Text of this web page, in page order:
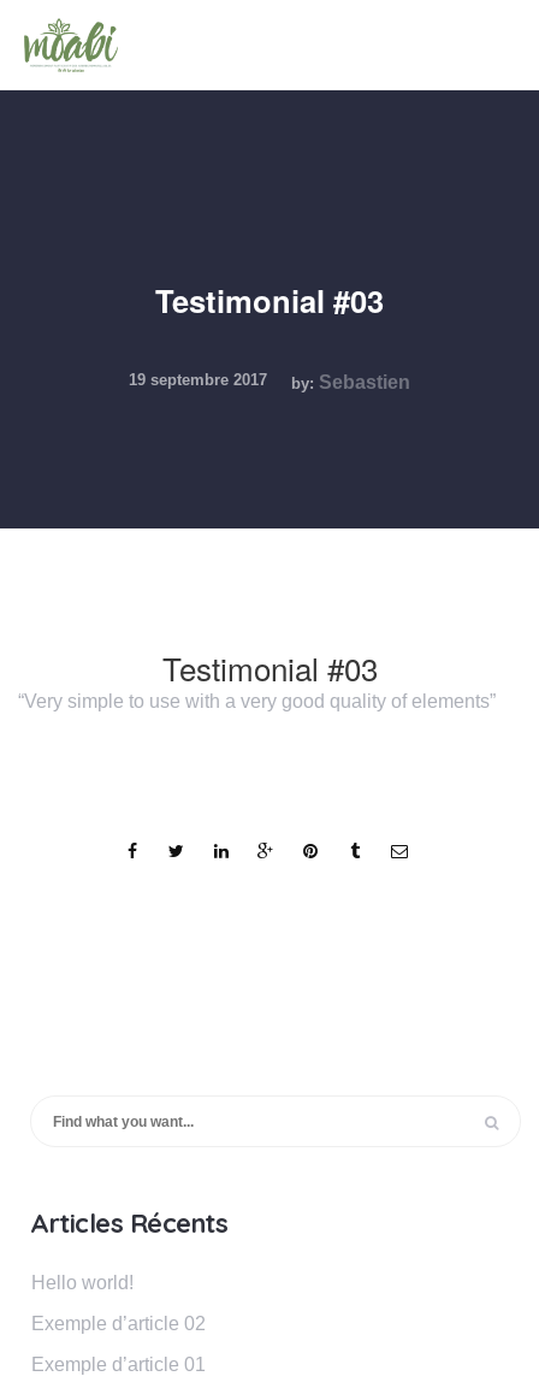
Testimonial #03
19 septembre 2017 by: Sebastien
Testimonial #03
“Very simple to use with a very good quality of elements”
Articles Récents
Hello world!
Exemple d’article 02
Exemple d’article 01